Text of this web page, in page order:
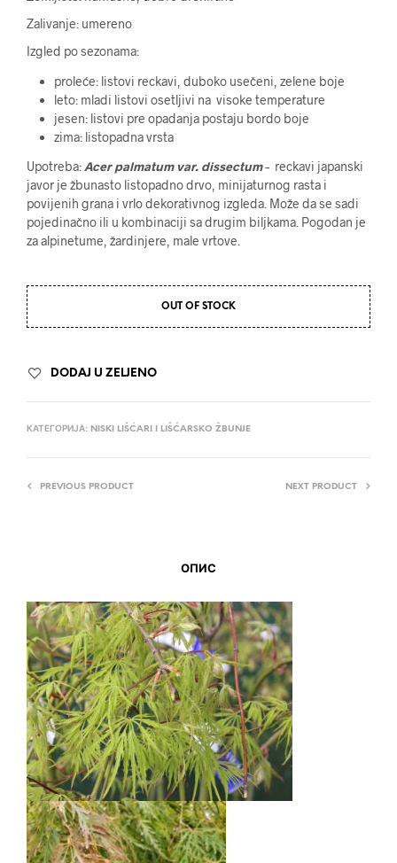
Zalivanje: umereno
Izgled po sezonama:
proleće: listovi reckavi, duboko usečeni, zelene boje
leto: mladi listovi osetljivi na visoke temperature
jesen: listovi pre opadanja postaju bordo boje
zima: listopadna vrsta
Upotreba:Acer palmatum var. dissectum– reckavi japanski
javor je žbunasto listopadno drvo, minijaturnog rasta i
povijenih grana i vrlo dekorativnog izgleda. Može da se sadi
pojedinačno ili u kombinaciji sa drugim biljkama. Pogodan je
za alpinetume, žardinjere, male vrtove.
OUT OF STOCK
DODAJ U ZELJENO
КАТЕГОРИЈА: NISKI LIŠĆARI I LIŠĆARSKO ŽBUNJE
PREVIOUS PRODUCT NEXT PRODUCT
ОПИС